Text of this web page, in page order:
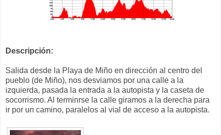
Descripción:
Salida desde la Playa de Miño en dirección al centro del
pueblo (de Miño), nos desviamos por una calle a la
izquierda, pasada la entrada a la autopista y la caseta de
socorrismo. Al terminrse la calle giramos a la derecha para
ir por un camino, paralelos al vial de acceso a la autopista.